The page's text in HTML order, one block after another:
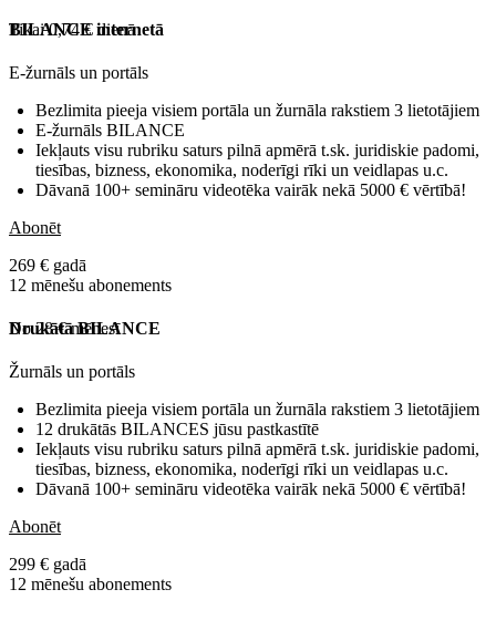
Tikai 0,74 € dienā
BILANCE internetā
E-žurnāls un portāls
Bezlimita pieeja visiem portāla un žurnāla rakstiem 3 lietotājiem
E-žurnāls BILANCE
Iekļauts visu rubriku saturs pilnā apmērā t.sk. juridiskie padomi,
tiesības, bizness, ekonomika, noderīgi rīki un veidlapas u.c.
Dāvanā 100+ semināru videotēka vairāk nekā 5000 € vērtībā!
Abonēt
269 € gadā
12 mēnešu abonements
No 28 € mēnesī
Drukātā BILANCE
Žurnāls un portāls
Bezlimita pieeja visiem portāla un žurnāla rakstiem 3 lietotājiem
12 drukātās BILANCES jūsu pastkastītē
Iekļauts visu rubriku saturs pilnā apmērā t.sk. juridiskie padomi,
tiesības, bizness, ekonomika, noderīgi rīki un veidlapas u.c.
Dāvanā 100+ semināru videotēka vairāk nekā 5000 € vērtībā!
Abonēt
299 € gadā
12 mēnešu abonements